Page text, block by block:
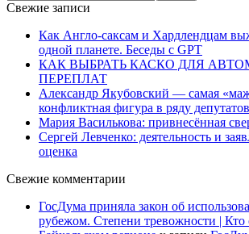
Свежие записи
Как Англо-саксам и Хардлендцам
одной планете. Беседы с GPT
КАК ВЫБРАТЬ КАСКО ДЛЯ
ПЕРЕПЛАТ
Александр Якубовский — самая
конфликтная фигура в ряду
Мария Василькова: привнесённая
Сергей Левченко: деятельность и
оценка
Свежие комментарии
ГосДума приняла закон об
рубежом. Степени тревожности | Кто